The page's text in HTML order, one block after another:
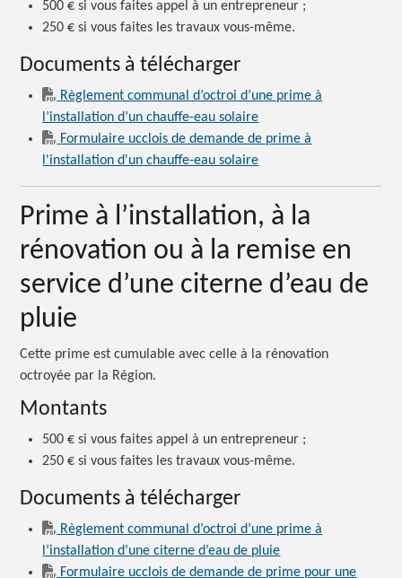
500 € si vous faites appel à unentrepreneur ;
250 € si vous faites les travaux vous-même.
Documents à télécharger
Règlement communal d’octroi d’une prime à
l’installation d’un chauffe-eau solaire
Formulaire ucclois de demande de prime à
l'installation d'un chauffe-eau solaire
Prime à l’installation, à la
rénovation ou à la remise en
service d’une citerne d’eau de
pluie
Cette prime est cumulable avec celle à la rénovation
octroyée par la Région.
Montants
500 € si vous faites appel à unentrepreneur ;
250 € si vous faites les travaux vous-même.
Documents à télécharger
Règlement communal d’octroi d’une prime à
l’installation d’une citerne d’eau de pluie
Formulaire ucclois de demande de prime pour une